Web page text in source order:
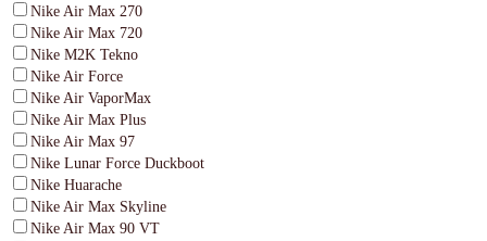
Nike Air Max 270
Nike Air Max 720
Nike M2K Tekno
Nike Air Force
Nike Air VaporMax
Nike Air Max Plus
Nike Air Max 97
Nike Lunar Force Duckboot
Nike Huarache
Nike Air Max Skyline
Nike Air Max 90 VT